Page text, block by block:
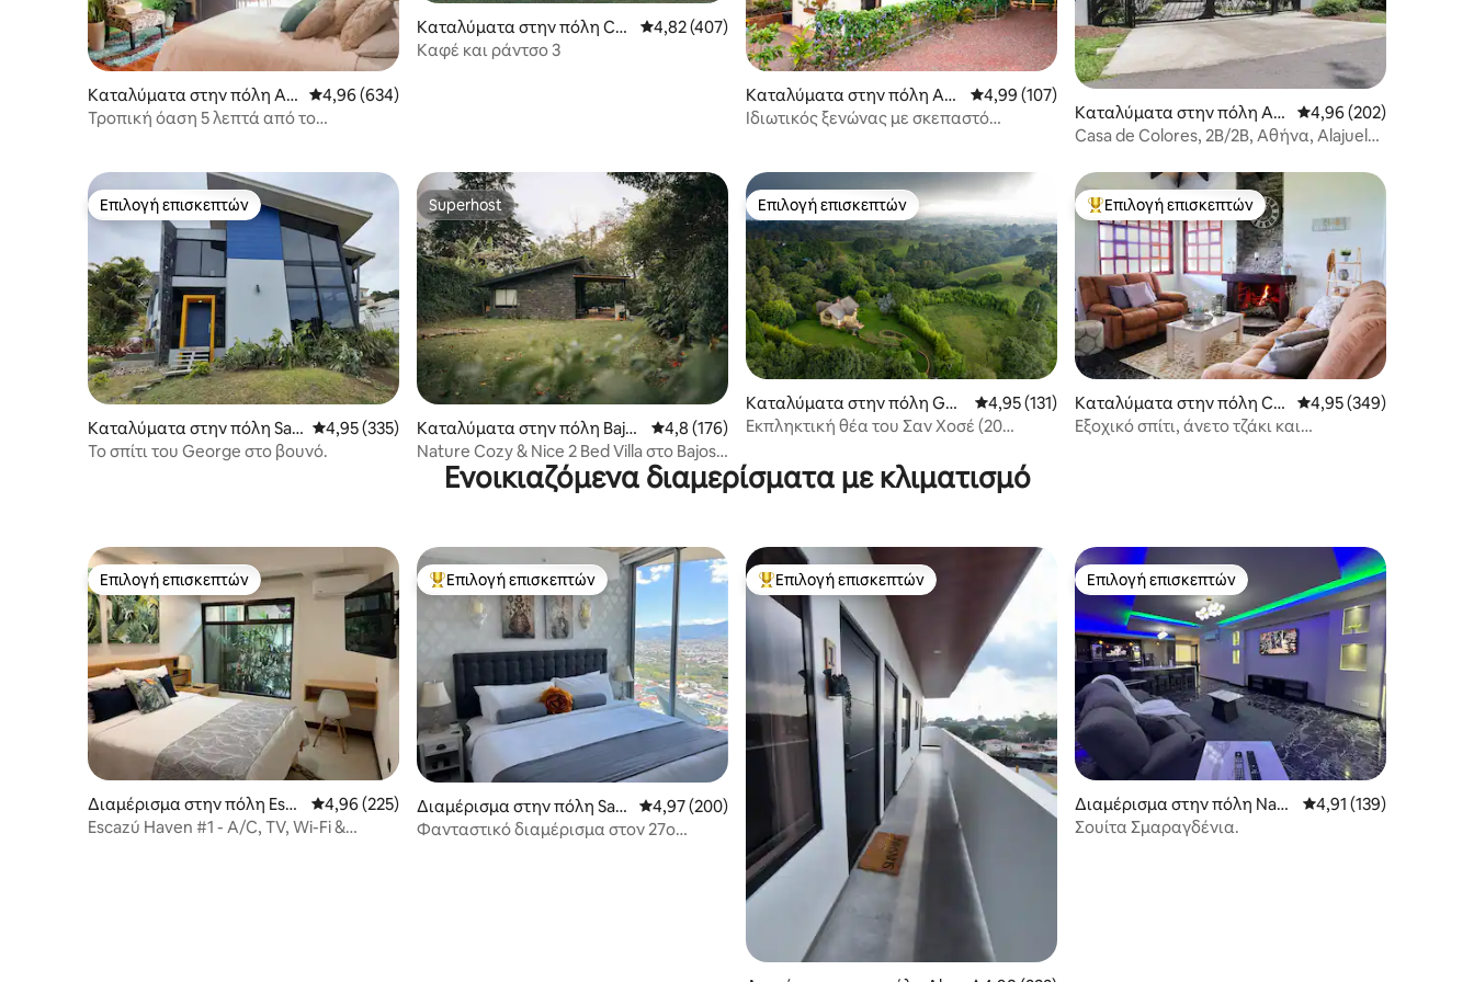
Καταλύματα στην πόλη Ala
juela
Μέση βαθμολογία: 4,96 στα 5, 634 κριτικές
4,96 (634)
Τροπική όαση 5 λεπτά από το
Καταλύματα στην πόλη Co
ncepción de San Isidro
Μέση βαθμολογία: 4,82 στα 5, 407 κριτικές
4,82 (407)
Καφέ και ράντσο 3
Καταλύματα στην πόλη Ate
nas
Μέση βαθμολογία: 4,99 στα 5, 107 κριτικές
4,99 (107)
Ιδιωτικός ξενώνας με σκεπαστό
Καταλύματα στην πόλη At
enas
Μέση βαθμολογία:
4,96 (202)
Casa de Colores, 2B/2B, Αθήνα, Alajuela
Επιλογή επισκεπτών
Επιλογή επισκεπτών
Καταλύματα στην πόλη San
Isidro
Μέση βαθμολογία: 4,95 στα 5, 335 κριτικές
4,95 (335)
Το σπίτι του George στο βουνό.
Superhost
Superhost
Καταλύματα στην πόλη Bajos
del Toro
Μέση βαθμολογία: 4,8 στα 5, 176 κριτικές
4,8 (176)
Nature Cozy & Nice 2 Bed Villa στο Bajos
del Toro
Επιλογή επισκεπτών
Επιλογή επισκεπτών
Καταλύματα στην πόλη Gua
dalupe
Μέση βαθμολογία: 4,95 στα 5, 131 κριτικές
4,95 (131)
Εκπληκτική θέα του Σαν Χοσέ (20
Κορυφαία επιλογή επισκεπτών
Επιλογή επισκεπτών
Καταλύματα στην πόλη Car
tago
Μέση βαθμολογία:
4,95 (349)
Εξοχικό σπίτι, άνετο τζάκι και
Ενοικιαζόμενα διαμερίσματα με κλιματισμό
Επιλογή επισκεπτών
Επιλογή επισκεπτών
Διαμέρισμα στην πόλη Esca
zu
Μέση βαθμολογία: 4,96 στα 5, 225 κριτικές
4,96 (225)
Escazú Haven #1 - A/C, TV, Wi-Fi &
Κορυφαία επιλογή επισκεπτών
Επιλογή επισκεπτών
Διαμέρισμα στην πόλη San
José
Μέση βαθμολογία: 4,97 στα 5, 200 κριτικές
4,97 (200)
Φανταστικό διαμέρισμα στον 27ο
Κορυφαία επιλογή επισκεπτών
Επιλογή επισκεπτών Επιλογή επισκεπτών
Επιλογή επισκεπτών
Διαμέρισμα στην πόλη Nara
njo de Alajuela
Μέση βαθμολογία:
4,91 (139)
Σουίτα Σμαραγδένια.